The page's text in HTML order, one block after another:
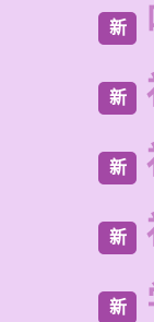
新
新
新
新
新